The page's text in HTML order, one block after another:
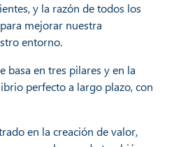
y la razón de todos los
mejorar nuestra
entorno.
en tres pilares y en la
perfecto a largo plazo, con
en la creación de valor,